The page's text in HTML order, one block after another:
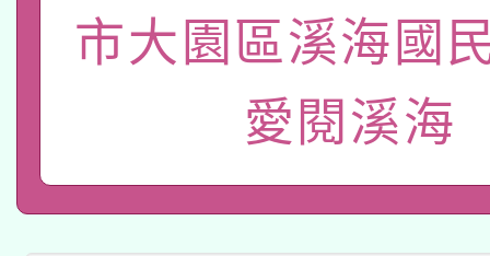
pilot」
有關大陸委員會函釋公
薪期間赴陸應申請許可
轉知經濟部水利署委託
業技術研究院辦理「
用水績優單位及節水達
115年8月22日(星期六
桃園市孔廟祈福系列
2026年桃園地景藝術
市大園區溪海國
愛閱溪海